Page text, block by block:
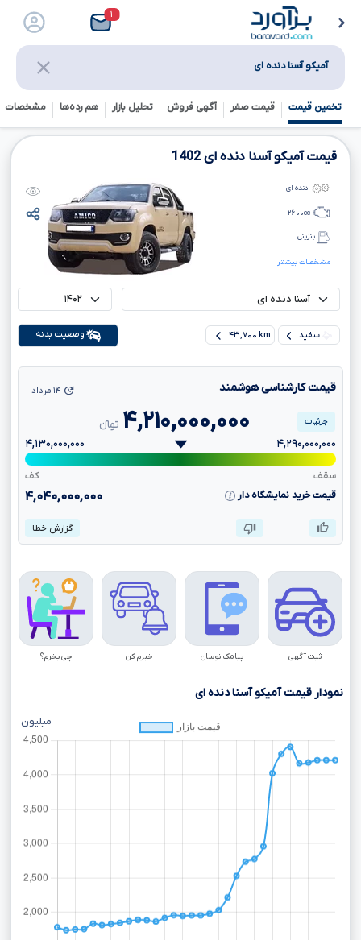
۱
آمیکو آسنا دنده ای
تخمین قیمت قیمت صفر آگهی فروش تحلیل بازار هم رده‌ها‌ مشخصات
قیمت آمیکو آسنا دنده ای1402
مشخصات بیشتر
دنده ای
۲۶۰۰cc
بنزینی
سفید ۴۳,۷۰۰ km وضعیت بدنه
قیمت کارشناسی هوشمند
۴,۲۱۰,۰۰۰,۰۰۰ تومانءءء
۱۴ مرداد
جزئیات
۴,۲۹۰,۰۰۰,۰۰۰ ۴,۱۳۰,۰۰۰,۰۰۰
سقف
کف
قیمت خرید نمایشگاه دار
۴,۰۴۰,۰۰۰,۰۰۰
گزارش خطا
ثبت آگهی پیامک نوسان خبرم کن چی بخرم؟
نمودار قیمت آمیکو آسنا دنده ای
میلیون